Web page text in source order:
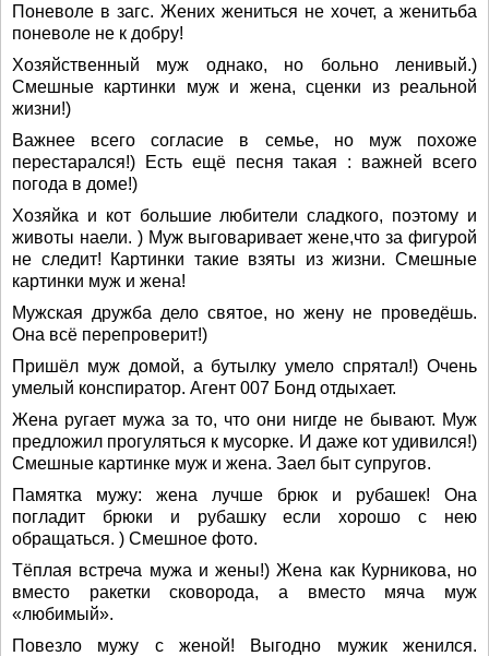
Поневоле в загс. Жених жениться не хочет, а женитьба
поневоле не к добру!
Хозяйственный муж однако, но больно ленивый.)
Смешные картинки муж и жена, сценки из реальной
жизни!)
Важнее всего согласие в семье, но муж похоже
перестарался!) Есть ещё песня такая : важней всего
погода в доме!)
Хозяйка и кот большие любители сладкого, поэтому и
животы наели. ) Муж выговаривает жене,что за фигурой
не следит! Картинки такие взяты из жизни. Смешные
картинки муж и жена!
Мужская дружба дело святое, но жену не проведёшь.
Она всё перепроверит!)
Пришёл муж домой, а бутылку умело спрятал!) Очень
умелый конспиратор. Агент 007 Бонд отдыхает.
Жена ругает мужа за то, что они нигде не бывают. Муж
предложил прогуляться к мусорке. И даже кот удивился!)
Смешные картинке муж и жена. Заел быт супругов.
Памятка мужу: жена лучше брюк и рубашек! Она
погладит брюки и рубашку если хорошо с нею
обращаться. ) Смешное фото.
Тёплая встреча мужа и жены!) Жена как Курникова, но
вместо ракетки сковорода, а вместо мяча муж
«любимый».
Повезло мужу с женой! Выгодно мужик женился.